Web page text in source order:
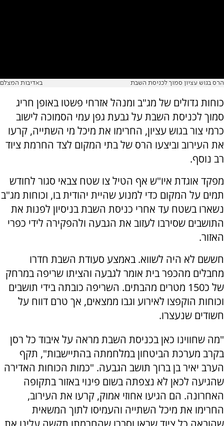
הרס בגוש עציון סמוך לכניסת השבת באדיבות המצלם
כוחות גדולים של מג"ב ומנהל אזרחי פשטו באופן חריג
סמוך לכניסת השבת על גבעת גפן עמי הסמוכה לישוב
כרמי צור בגוש עציון, החרימו את מיכל מי השתייה, קרעו
את העירוב וביצעו הרס של בתי המקום לצד החרמת ציוד
רב נוסף.
מפקד אוגדת איו"ש אף הטיל צו שטח צבאי סגור לחודש
תמים על המקום כדי למנוע שהיית יהודית בו, וכוחות מג"ב
נשארו בשטח עד אחרי כניסת השבת בניסיון לפנות את
התושבים שסירבו לעזוב את הגבעה ולהפקירה לידי כפרי
האזור.
חששם לא היה לשווא. באמצע סעודת השבת חדרו
מחבלים מהכפר בית אומר לגבעה והציתו שריפה במרחק
של כ150 מטרים מהבתים. השריפה כובתה בידי תושבים
וכוחות הוקפצו לאירוע וגבו ממצאים, אך טרם דווח על
חשודים שנעצרו.
"מה שחווינו כאן בכניסת השבת מראה על איבוד כל רסן
בקרב מערכת הביטחון במלחמתה בהתיישבות", תקף
הערב יאיר בן ברוך תושב הגבעה. "כמות הכוחות האדירה
שהגיעה לכאן לא נצפתה בשום פינוי באזור בתקופה
האחרונה. הם הגיעו אחוזי אמוק, קרעו את העירוב,
החרימו את מיכל השתייה והעמיסו לתוך המשאית